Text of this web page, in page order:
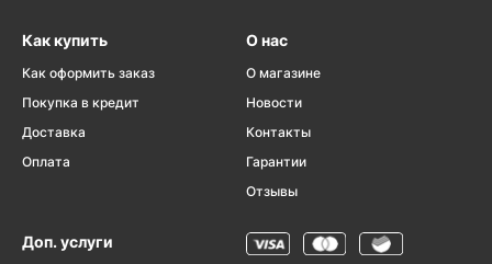
Как купить
Как оформить заказ
Покупка в кредит
Доставка
Оплата
О нас
О магазине
Новости
Контакты
Гарантии
Отзывы
Доп. услуги